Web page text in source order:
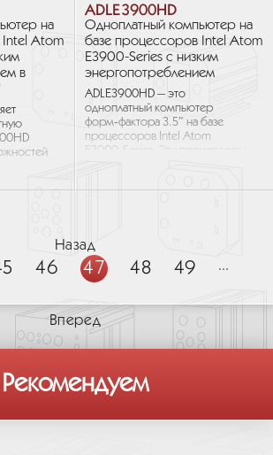
на
Intel Atom
в
ADLE3900HD
Одноплатный компьютер на
базе процессоров Intel Atom
E3900-Series с низким
энергопотреблением
ADLE3900HD — это
одноплатный компьютер
форм‑фактора 3.5″ на базе
процессоров Intel Atom
E3900‑Series. Эти процессоры
до +110...
Назад
46 47 48 49 ...
Вперед
Рекомендуем